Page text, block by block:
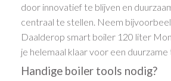
door innovatief te blijven en
centraal te stellen. Neem
Daalderop smart boiler 120 liter
je helemaal klaar voor een
Handige boiler tools nodig?